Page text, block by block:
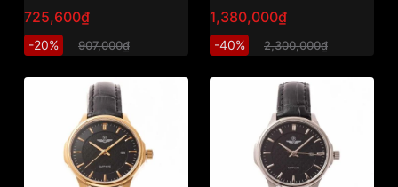
725,600₫
-20% 907,000₫
1,380,000₫
-40% 2,300,000₫